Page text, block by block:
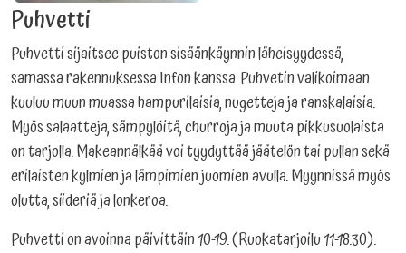
Puhvetti
Puhvetti sijaitsee puiston sisäänkäynnin läheisyydessä,
samassa rakennuksessa Infon kanssa. Puhvetin valikoimaan
kuuluu muun muassa hampurilaisia, nugetteja ja ranskalaisia.
Myös salaatteja, sämpylöitä, churroja ja muuta pikkusuolaista
on tarjolla. Makeannälkää voi tyydyttää jäätelön tai pullan sekä
erilaisten kylmien ja lämpimien juomien avulla. Myynnissä myös
olutta, siideriä ja lonkeroa.
Puhvetti on avoinna päivittäin 10-19. (Ruokatarjoilu 11-18.30).